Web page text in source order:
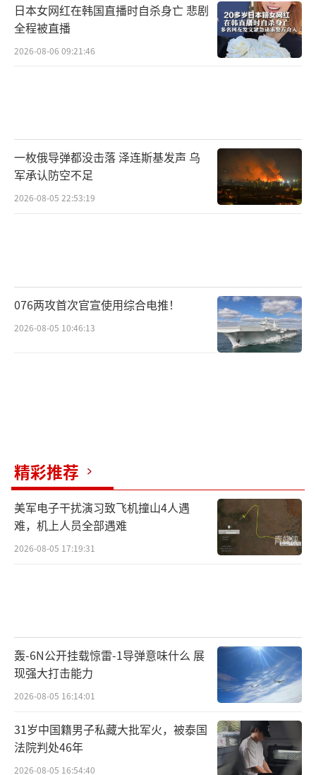
日本女网红在韩国直播时自杀身亡 悲剧
全程被直播
2026-08-06 09:21:46
一枚俄导弹都没击落 泽连斯基发声 乌
军承认防空不足
2026-08-05 22:53:19
076两攻首次官宣使用综合电推！
2026-08-05 10:46:13
精彩推荐
美军电子干扰演习致飞机撞山4人遇
难，机上人员全部遇难
2026-08-05 17:19:31
轰-6N公开挂载惊雷-1导弹意味什么 展
现强大打击能力
2026-08-05 16:14:01
31岁中国籍男子私藏大批军火，被泰国
法院判处46年
2026-08-05 16:54:40